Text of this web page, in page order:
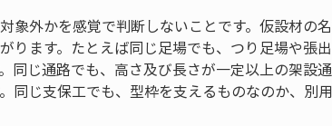
象外かを感覚で判断しないことです。仮設材の
ります。たとえば同じ足場でも、つり足場や張
同じ通路でも、高さ及び長さが一定以上の架設
同じ支保工でも、型枠を支えるものなのか、別